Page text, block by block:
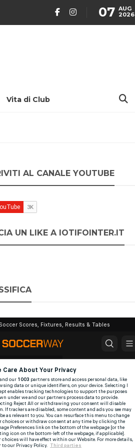
07 AUG
2026
Vita di Club
AL CANALE YOUTUBE
UN LIKE A IOTIFOINTER.IT